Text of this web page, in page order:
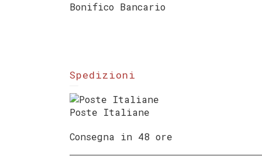
Bonifico Bancario
Spedizioni
Poste Italiane
Consegna in 48 ore